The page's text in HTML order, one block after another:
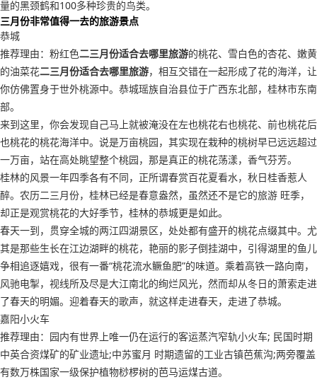
量的黑颈鹤和100多种珍贵的鸟类。
三月份非常值得一去的旅游景点
恭城
推荐理由：粉红色二三月份适合去哪里旅游的桃花、雪白色的杏花、嫩黄
的油菜花二三月份适合去哪里旅游，相互交错在一起形成了花的海洋，让
你仿佛置身于世外桃源中。恭城瑶族自治县位于广西东北部，桂林市东南
部。
来到这里，你会发现自己马上就被淹没在左也桃花右也桃花、前也桃花后
也桃花的桃花海洋中。说是万亩桃园，其实现在栽种的桃树早已远远超过
一万亩，站在高处眺望整个桃园，那是真正的桃花荡漾，香气芬芳。
桂林的风景一年四季各有不同，正所谓春赏百花夏看水，秋日桂香惹人
醉。农历二三月份，桂林已经是春意盎然，虽然还不是它的旅游 旺季，
却正是观赏桃花的大好季节，桂林的恭城更是如此。
春天一到，贯穿全城的两江四湖景区，处处都有盛开的桃花点缀其中。尤
其是那些生长在江边湖畔的桃花，艳丽的影子倒挂湖中，引得湖里的鱼儿
争相追逐嬉戏，很有一番“桃花流水鳜鱼肥”的味道。乘着高铁一路向南，
风驰电掣，视线所及尽是大江南北的绚烂风光，然而却从冬日的萧索走进
了春天的明媚。迎着春天的歌声，就这样走进春天，走进了恭城。
嘉阳小火车
推荐理由：园内有世界上唯一仍在运行的客运蒸汽窄轨小火车; 民国时期
中英合资煤矿的矿业遗址;中苏蜜月 时期遗留的工业古镇芭蕉沟;两旁覆盖
有数万株国家一级保护植物桫椤树的芭马运煤古道。